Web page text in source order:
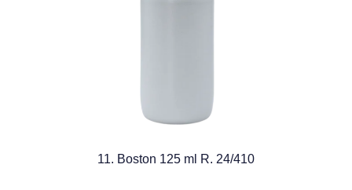
11. Boston 125 ml R. 24/410